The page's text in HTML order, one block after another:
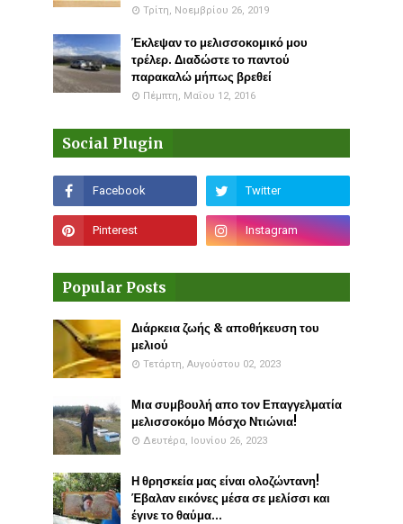
Τρίτη, Νοεμβρίου 26, 2019
Έκλεψαν το μελισσοκομικό μου
τρέλερ. Διαδώστε το παντού
παρακαλώ μήπως βρεθεί
Πέμπτη, Μαΐου 12, 2016
Social Plugin
Popular Posts
Διάρκεια ζωής & αποθήκευση του
μελιού
Τετάρτη, Αυγούστου 02, 2023
Μια συμβουλή απο τον Επαγγελματία
μελισσοκόμο Μόσχο Ντιώνια!
Δευτέρα, Ιουνίου 26, 2023
Η θρησκεία μας είναι ολοζώντανη!
Έβαλαν εικόνες μέσα σε μελίσσι και
έγινε το θαύμα...